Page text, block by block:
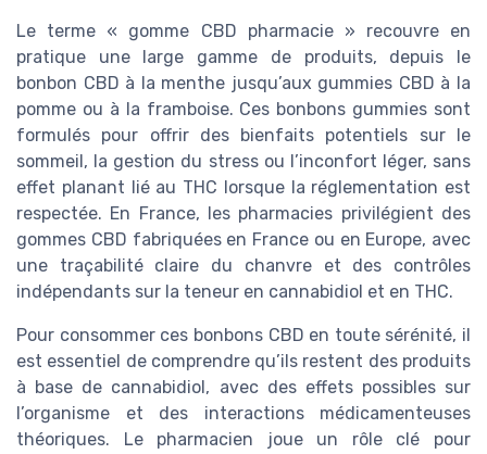
Le terme « gomme CBD pharmacie » recouvre en
pratique une large gamme de produits, depuis le
bonbon CBD à la menthe jusqu’aux gummies CBD à la
pomme ou à la framboise. Ces bonbons gummies sont
formulés pour offrir des bienfaits potentiels sur le
sommeil, la gestion du stress ou l’inconfort léger, sans
effet planant lié au THC lorsque la réglementation est
respectée. En France, les pharmacies privilégient des
gommes CBD fabriquées en France ou en Europe, avec
une traçabilité claire du chanvre et des contrôles
indépendants sur la teneur en cannabidiol et en THC.
Pour consommer ces bonbons CBD en toute sérénité, il
est essentiel de comprendre qu’ils restent des produits
à base de cannabidiol, avec des effets possibles sur
l’organisme et des interactions médicamenteuses
théoriques. Le pharmacien joue un rôle clé pour